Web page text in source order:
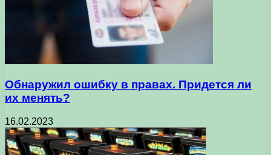
Обнаружил ошибку в правах. Придется ли
их менять?
16.02.2023